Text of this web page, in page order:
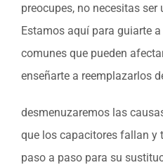
preocupes, no necesitas
Estamos aquí para guiarte
comunes que pueden
enseñarte a reemplazarlos
desmenuzaremos las
que los capacitores fallan y
paso a paso para su